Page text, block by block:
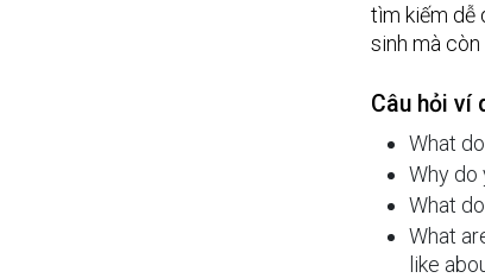
tìm kiếm dễ
sinh mà
Câu hỏi ví
What
Why
What
What
like